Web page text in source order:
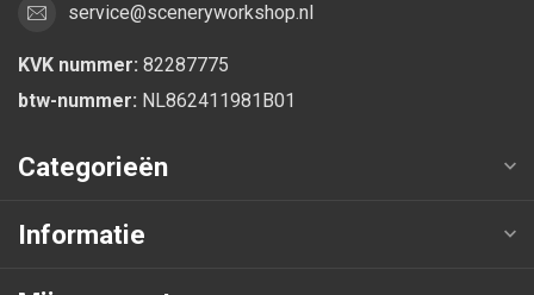
service@sceneryworkshop.nl
KVK nummer: 82287775
btw-nummer: NL862411981B01
Categorieën
Informatie